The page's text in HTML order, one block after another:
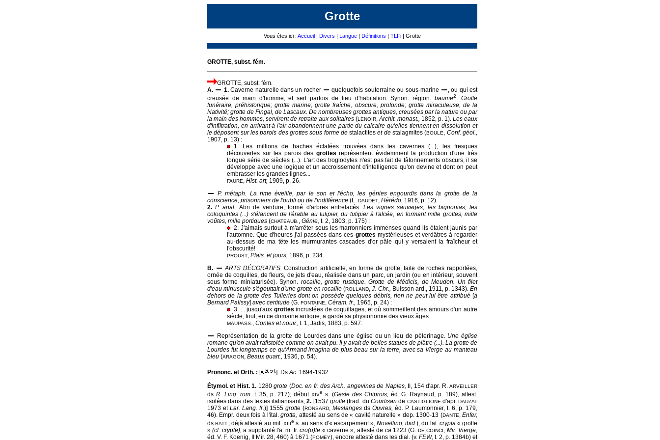
Grotte
Vous êtes ici : Accueil | Divers | Langue | Définitions | TLFi | Grotte
GROTTE, subst. fém.
GROTTE, subst. fém.
A.
1.Caverne naturelle dans un rocher quelquefois souterraine ou sous-marine
, ou qui est
creusée de main d'homme, et sert parfois de lieu d'habitation. Synon. région.baume2.Grotte
funéraire, préhistorique; grotte marine; grotte fraîche, obscure, profonde; grotte miraculeuse, de la
Nativité; grotte de Fingal, de Lascaux. De nombreuses grottes antiques, creusées par la nature ou par
la main des hommes, servirent de retraite aux solitaires (LENOIR,Archit. monast., 1852, p. 1). Les eaux
d'infiltration, en arrivant à l'air abandonnent une partie du calcaire qu'elles tiennent en dissolution et
le déposent sur les parois des grottes sous forme destalactiteset destalagmites (BOULE, Conf. géol.,
1907, p. 13) :
1. Les millions de haches éclatées trouvées dans les cavernes (...), les fresques
découvertes sur les parois des grottesreprésentent évidemment la production d'une très
longue série de siècles (...). L'art des troglodytes n'est pas fait de tâtonnements obscurs, il se
développe avec une logique et un accroissement d'intelligence qu'on devine et dont on peut
embrasser les grandes lignes...
FAURE, Hist. art, 1909, p. 26.
P. métaph. La rime éveille, par le son et l'écho, les génies engourdis dans la grotte de la
conscience, prisonniers de l'oubli ou de l'indifférence (L. DAUDET, Hérédo, 1916, p. 12).
2.P. anal. Abri de verdure, formé d'arbres entrelacés. Les vignes sauvages, les bignonias, les
coloquintes (...) s'élancent de l'érable au tulipier, du tulipier à l'alcée, en formant mille grottes, mille
voûtes, mille portiques (CHATEAUB. , Génie, t. 2, 1803, p. 175) :
2. J'aimais surtout à m'arrêter sous les marronniers immenses quand ils étaient jaunis par
l'automne. Que d'heures j'ai passées dans ces grottes mystérieuses et verdâtres à regarder
au-dessus de ma tête les murmurantes cascades d'or pâle qui y versaient la fraîcheur et
l'obscurité!
PROUST, Plais. et jours, 1896, p. 234.
B.
ARTS DÉCORATIFS.Construction artificielle, en forme de grotte, faite de roches rapportées,
ornée de coquilles, de fleurs, de jets d'eau, réalisée dans un parc, un jardin (ou en intérieur, souvent
sous forme miniaturisée). Synon. rocaille, grotte rustique. Grotte de Médicis, de Meudon. Un filet
d'eau minuscule s'égouttait d'une grotte en rocaille (ROLLAND, J.-Chr., Buisson ard., 1911, p. 1343). En
dehors de la grotte des Tuileries dont on possède quelques débris, rien ne peut lui être attribué [à
Bernard Palissy] avec certitude (G. FONTAINE, Céram. fr., 1965, p. 24) :
3. ... jusqu'aux grottesincrustées de coquillages, et où sommeillent des amours d'un autre
siècle, tout, en ce domaine antique, a gardé sa physionomie des vieux âges...
MAUPASS. , Contes et nouv., t. 1, Jadis, 1883, p. 597.
Représentation de la grotte de Lourdes dans une église ou un lieu de pèlerinage. Une église
romane qu'on avait rafistolée comme on avait pu. Il y avait de belles statues de plâtre (...). La grotte de
Lourdes fut longtemps ce qu'Armand imagina de plus beau sur la terre, avec sa Vierge au manteau
bleu (ARAGON, Beaux quart., 1936, p. 54).
Prononc. et Orth. : [ ]. DsAc. 1694-1932.
Étymol. et Hist. 1. 1280grote (Doc. en fr. des Arch. angevines de Naples, II, 154 d'apr. R.ARVEILLER
ds R. Ling. rom. t. 35, p. 217); débutXIVe s. (Geste des Chiprois, éd. G. Raynaud, p. 189), attest.
isolées dans des textes italianisants;2. [1537grotte(trad. du Courtisande CASTIGLIONEd'apr.DAUZAT
1973 et Lar. Lang. fr.)] 1555 grotte (RONSARD, Meslanges ds Ouvres, éd. P. Laumonnier, t. 6, p. 179,
46). Empr. deux fois à l'ital.grotta, attesté au sens de « cavité naturelle » dep. 1300-13 (DANTE,Enfer,
dsBATT. ; déjà attesté au mil. XIIIe s. au sens d'« escarpement »,Novellino, ibid.), du lat. crypta « grotte
»(cf. crypte);a supplanté l'a. m. fr.cro(u)te « caverne », attesté de ca 1223 (G. DE COINCI, Mir. Vierge,
éd. V. F. Koenig, II Mir. 28, 460) à 1671 (POMEY), encore attesté dans les dial. (v. FEW, t. 2, p. 1384b) et